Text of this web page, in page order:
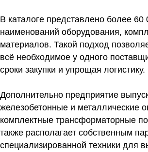
В каталоге представлено более 60
наименований оборудования,
материалов. Такой подход
всё необходимое у одного
сроки закупки и упрощая логистику.
Дополнительно предприятие
железобетонные и металлические
комплектные трансформаторные
также располагает собственным
специализированной техники для